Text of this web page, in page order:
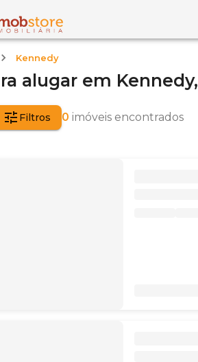
Kennedy
alugar em Kennedy,
Filtros 0 imóveis encontrados